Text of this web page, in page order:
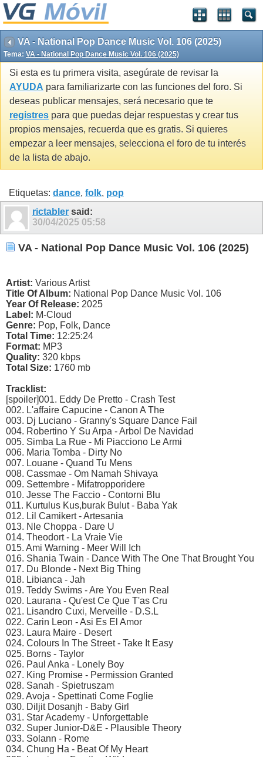
VA - National Pop Dance Music Vol. 106 (2025)
Tema: VA - National Pop Dance Music Vol. 106 (2025)
Si esta es tu primera visita, asegúrate de revisar la
AYUDA para familiarizarte con las funciones del foro. Si
deseas publicar mensajes, será necesario que te
registres para que puedas dejar respuestas y crear tus
propios mensajes, recuerda que es gratis. Si quieres
empezar a leer mensajes, selecciona el foro de tu interés
de la lista de abajo.
Etiquetas: dance, folk, pop
rictabler said:
30/04/2025 05:58
VA - National Pop Dance Music Vol. 106 (2025)
Artist: Various Artist
Title Of Album: National Pop Dance Music Vol. 106
Year Of Release: 2025
Label: M-Cloud
Genre: Pop, Folk, Dance
Total Time: 12:25:24
Format: MP3
Quality: 320 kbps
Total Size: 1760 mb
Tracklist:
[spoiler]001. Eddy De Pretto - Crash Test
002. L'affaire Capucine - Canon A The
003. Dj Luciano - Granny's Square Dance Fail
004. Robertino Y Su Arpa - Arbol De Navidad
005. Simba La Rue - Mi Piacciono Le Armi
006. Maria Tomba - Dirty No
007. Louane - Quand Tu Mens
008. Cassmae - Om Namah Shivaya
009. Settembre - Mifatropporidere
010. Jesse The Faccio - Contorni Blu
011. Kurtulus Kus,burak Bulut - Baba Yak
012. Lil Camikert - Artesania
013. Nle Choppa - Dare U
014. Theodort - La Vraie Vie
015. Ami Warning - Meer Will Ich
016. Shania Twain - Dance With The One That Brought You
017. Du Blonde - Next Big Thing
018. Libianca - Jah
019. Teddy Swims - Are You Even Real
020. Laurana - Qu'est Ce Que T'as Cru
021. Lisandro Cuxi, Merveille - D.S.L
022. Carin Leon - Asi Es El Amor
023. Laura Maire - Desert
024. Colours In The Street - Take It Easy
025. Borns - Taylor
026. Paul Anka - Lonely Boy
027. King Promise - Permission Granted
028. Sanah - Spietruszam
029. Avoja - Spettinati Come Foglie
030. Diljit Dosanjh - Baby Girl
031. Star Academy - Unforgettable
032. Super Junior-D&E - Plausible Theory
033. Solann - Rome
034. Chung Ha - Beat Of My Heart